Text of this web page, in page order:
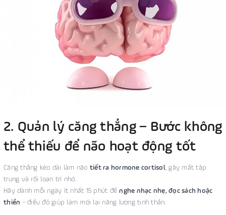
2. Quản lý căng thẳng – Bước không
thể thiếu để não hoạt động tốt
Căng thẳng kéo dài làm não tiết ra hormone cortisol, gây mất tập
trung và rối loạn trí nhớ.
Hãy dành mỗi ngày ít nhất 15 phút đểnghe nhạc nhẹ, đọc sách hoặc
thiền – điều đó giúp làm mới lại năng lượng tinh thần.